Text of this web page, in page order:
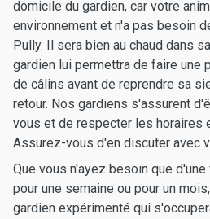
domicile du gardien, car votre
environnement et n'a pas besoin
Pully. Il sera bien au chaud dans
gardien lui permettra de faire une
de câlins avant de reprendre sa
retour. Nos gardiens s'assurent
vous et de respecter les horaires
Assurez-vous d'en discuter avec
Que vous n'ayez besoin que
pour une semaine ou pour un
gardien expérimenté qui